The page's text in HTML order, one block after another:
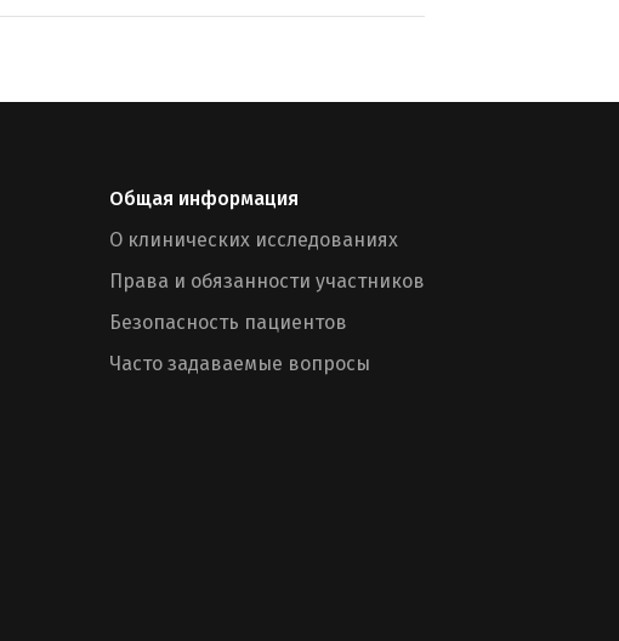
Общая информация
О клинических исследованиях
Права и обязанности участников
Безопасность пациентов
Часто задаваемые вопросы